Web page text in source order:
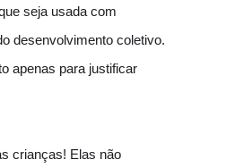
seja usada com
desenvolvimento coletivo.
apenas para justificar
crianças! Elas não